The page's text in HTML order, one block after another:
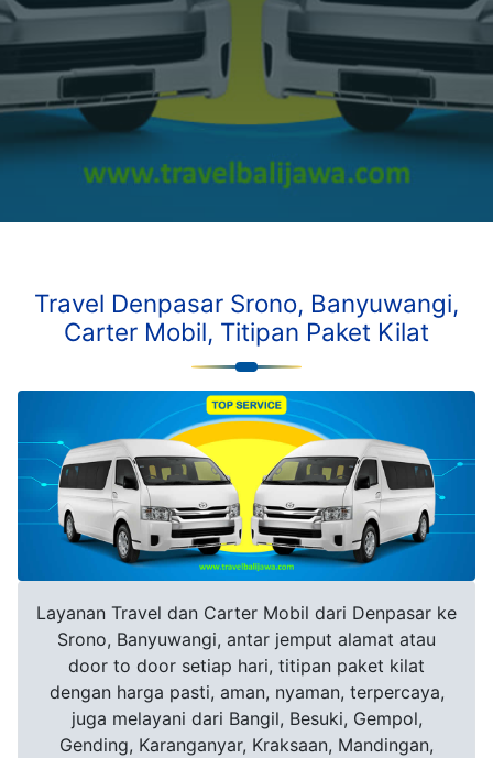
Travel Denpasar Srono, Banyuwangi,
Carter Mobil, Titipan Paket Kilat
Layanan Travel dan Carter Mobil dari Denpasar ke
Srono, Banyuwangi, antar jemput alamat atau
door to door setiap hari, titipan paket kilat
dengan harga pasti, aman, nyaman, terpercaya,
juga melayani dari Bangil, Besuki, Gempol,
Gending, Karanganyar, Kraksaan, Mandingan,